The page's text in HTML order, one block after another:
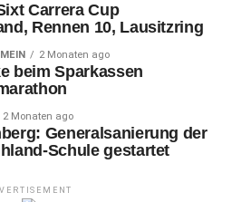
Carrera Cup
Rennen 10, Lausitzring
2 Monaten ago
beim Sparkassen
2 Monaten ago
Generalsanierung der
Schule gestartet